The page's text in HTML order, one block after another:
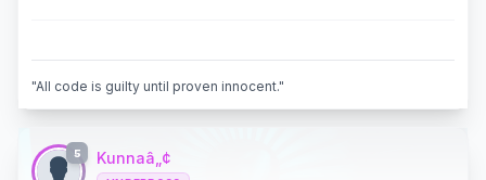
"All code is guilty until proven innocent."
5 Kunnaâ„¢